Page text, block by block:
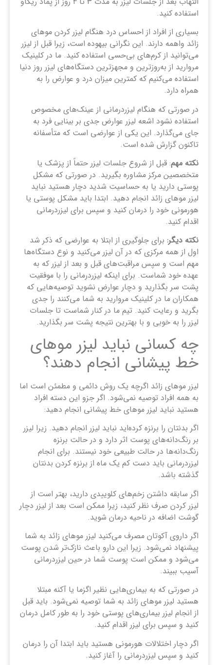
استفاده کنید.
بسیاری از افراد از احساس درد هنگام لیزر کردن موهای
زائد واهمه دارند. این نگرانی بیهوده است، زیرا قبل از لیزر
می‌توانید از کرم‌های بی‌حسی استفاده کنید. ما در کلینیک
مروارید از به‌روزترین و مجهزترین دستگاه‌های لیزر روز دنیا
استفاده می‌کنیم که کمترین میزان درد و عوارض را به
همراه دارد.
در صورتی که هنگام لیزردرمانی از عینک‌های مخصوص
استفاده نشود اشعه لیزر عوارض جدی بر بینایی فرد به
جای می‌گذارد. این یکی از عوارضی است که متأسفانه
تاکنون گزارش شده است.
نکته مهم: قبل از شروع جلسات لیزر حتماً از پزشک یا
متخصصین مرکز مشاوره بگیرید. در صورتی که مشکل
پوستی دارید یا به حساسیت شدید دچار هستید نباید
لیزر موهای زائد انجام دهید. ابتدا باید مشکل پوستی یا
هورمونی خود را درمان کنید و سپس برای لیزردرمانی
اقدام کنید.
نکته دیگر: برای جلوگیری از ابتلا به عوارضی که ذکر شد
اول از همه مرکزی که در آن لیزر می‌کنید و نوع دستگاه‌ها
مهم است و سپس مراقبت‌های قبل و بعد از لیزر که به
عهده خود شماست. برای اینکه لیزردرمانی را با موفقیت
پشت سر بگذارید و دچار عوارض نشوید توصیه‌هایی که
همکاران ما در کلینیک مروارید به شما می‌کنند را جدی
بگرید و رعایت کنید. تیم ما در کنار شماست تا جلسات
لیزر را به خوبی و با بهترین نتیجه پشت سر بگذارید.
چه کسانی نباید لیزر موهای
خط پیشانی انجام دهند؟
لیزر موهای زائد اگرچه یک روش دائمی و مطمئن است اما
به همه افراد توصیه نمی‌شود. اگر جزو این دسته افراد
هستید نباید لیزر موهای خط پیشانی انجام دهید:
اگر بدنتان را برنزه کرده‌اید نباید لیزر انجام دهید. زیرا لیزر
بر رنگ‌دانه‌های پوست اثر دارد و در حالت برنزه
رنگ‌دانه‌ها در حالت طبیعی خود نیستند. برای انجام
لیزردرمانی باید دست کم یک ماه از برنزه کردن بدنتان
گذشته باشد.
اگر سابقه داشتن زخم‌های کلوییدی دارید، بهتر است از
لیزر کردن صرف نظر کنید، زیرا ممکن است بعد از لیزر دچار
گوشت اضافه در ناحیه درمان شوید.
اگر داروی آکوتان مصرف می‌کنید لیزر موهای زائد به شما
پیشنهاد نمی‌شود. زیرا این دارو باعث نازک‌تر شدن پوست
می‌شود و ممکن است پوست شما در حین لیزردرمانی
آسیب ببیند.
در صورتی که به بیماری‌هایی نظیر اگزما یا آکنه مبتلا
هستید لیزر موهای زائد به شما توصیه نمی‌شود. باید قبل
از انجام لیزر بیماری‌های پوستی خود را به طور کامل درمان
کنید و سپس برای لیزر اقدام کنید.
اگر دچار اختلالات هورمونی هستید باید ابتدا آن را درمان
کنید و سپس لیزردرمانی را آغاز کنید.